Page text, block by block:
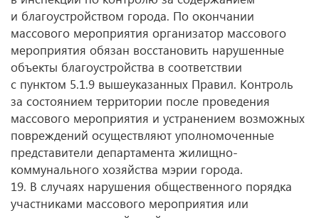
и благоустройством города. По окончании
массового мероприятия организатор массового
мероприятия обязан восстановить нарушенные
объекты благоустройства в соответствии
с пунктом 5.1.9 вышеуказанных Правил. Контроль
за состоянием территории после проведения
массового мероприятия и устранением возможных
повреждений осуществляют уполномоченные
представители департамента жилищно-
коммунального хозяйства мэрии города.
19. В случаях нарушения общественного порядка
участниками массового мероприятия или